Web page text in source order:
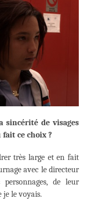
de visages
fait ce choix ?
très large et en fait
avec le directeur
de leur
je le voyais.